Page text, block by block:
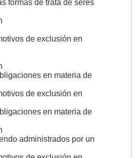
formas de trata de seres
de exclusión en
en materia de
de exclusión en
en materia de
administrados por un